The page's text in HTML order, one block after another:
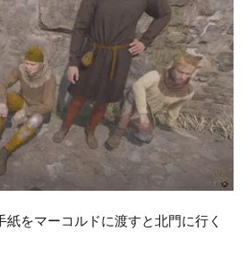
紙をマーコルドに渡すと北門に行く